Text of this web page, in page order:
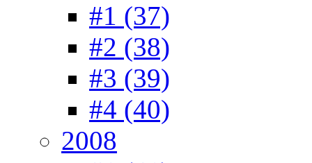
#1 (37)
#2 (38)
#3 (39)
#4 (40)
2008